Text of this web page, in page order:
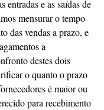
entradas e as saídas de
mensurar o tempo
das vendas a prazo, e
a
destes dois
o quanto o prazo
é maior ou
para recebimento